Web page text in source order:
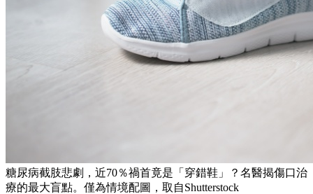
糖尿病截肢悲劇，近70％禍首竟是「穿錯鞋」？名醫揭傷口治
療的最大盲點。僅為情境配圖，取自Shutterstock